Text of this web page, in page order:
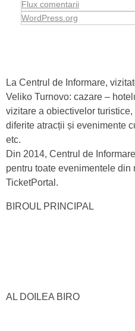
Flux comentarii
WordPress.org
La Centrul de Informare,
Veliko Turnovo: cazare –
vizitare a obiectivelor
diferite atracții și evenimente
etc.
Din 2014, Centrul de
pentru toate evenimentele din
TicketPortal.
BIROUL PRINCIPAL
AL DOILEA BIRO